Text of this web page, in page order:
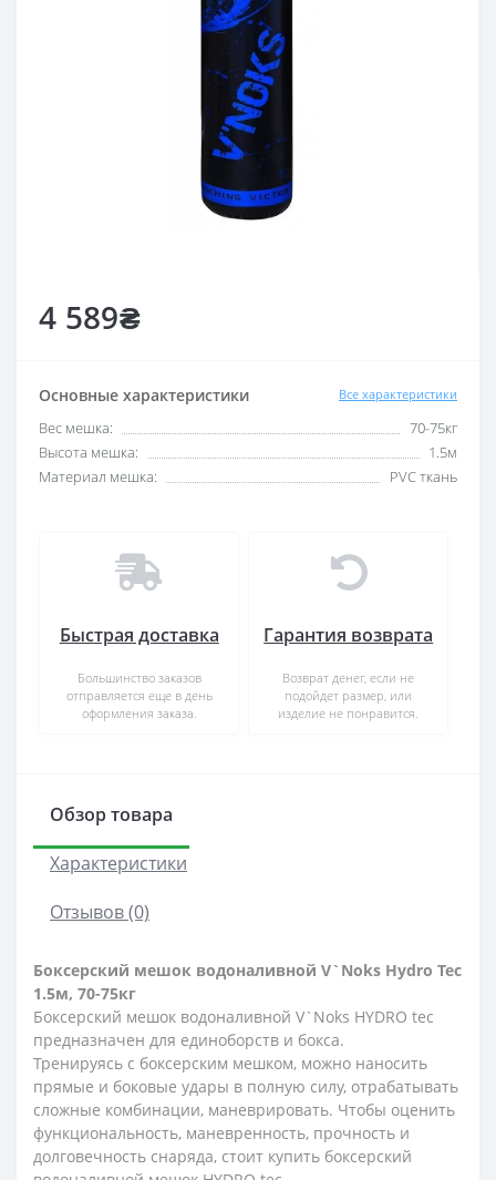
4 589₴
Основные характеристики Все характеристики
Вес мешка:
70-75кг
Высота мешка:
1.5м
Материал мешка:
PVC ткань
Быстрая доставка
Большинство заказов
отправляется еще в день
оформления заказа.
Гарантия возврата
Возврат денег, если не
подойдет размер, или
изделие не понравится.
Обзор товара
Характеристики
Отзывов (0)
Боксерский мешок водоналивной V`Noks Hydro Tec
1.5м, 70-75кг
Боксерский мешок водоналивной V`Noks HYDRO tec
предназначен для единоборств и бокса.
Тренируясь с боксерским мешком, можно наносить
прямые и боковые удары в полную силу, отрабатывать
сложные комбинации, маневрировать. Чтобы оценить
функциональность, маневренность, прочность и
долговечность снаряда, стоит купить боксерский